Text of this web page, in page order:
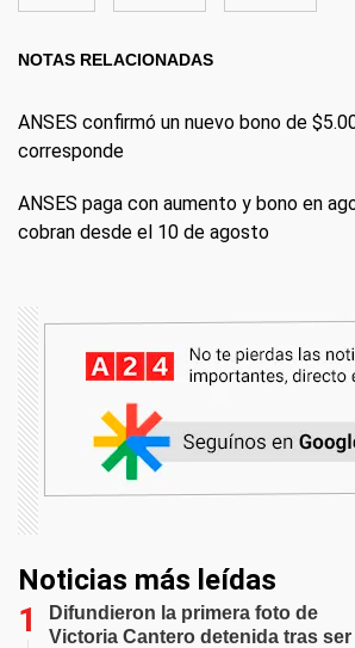
NOTAS RELACIONADAS
ANSES confirmó un nuevo bono de
corresponde
ANSES paga con aumento y bono en
cobran desde el 10 de agosto
Noticias más leídas
Difundieron la primera foto de
Victoria Cantero detenida tras ser